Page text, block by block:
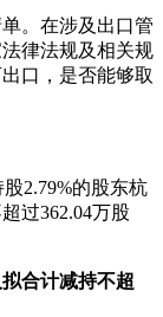
。在涉及出口管
律法规及相关规
口，是否能够取
2.79%的股东杭
过362.04万股
合计减持不超